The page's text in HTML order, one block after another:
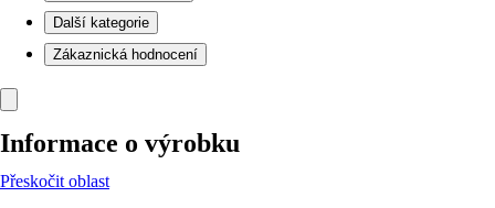
Další kategorie
Zákaznická hodnocení
Informace o výrobku
Přeskočit oblast